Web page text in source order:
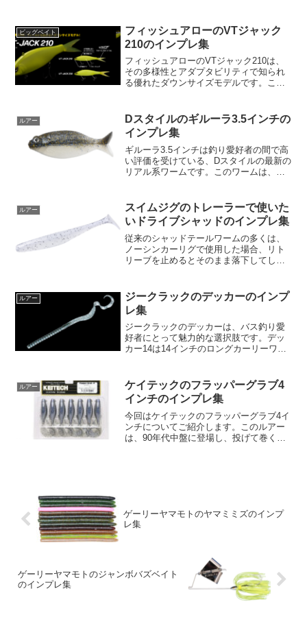
の樹脂タングステンヘッドが採用されて
おり、鉛に比べて硬く...
ビッグベイト
フィッシュアローのVTジャック
210のインプレ集
フィッシュアローのVTジャック210は、
その多様性とアダプタビリティで知られ
る優れたダウンサイズモデルです。この
その特性が、多種多様な釣り環境での成
功を保証します。この...
ルアー
Dスタイルのギルーラ3.5インチの
インプレ集
ギルーラ3.5インチは釣り愛好者の間で高
い評価を受けている、Dスタイルの最新の
リアル系ワームです。このワームは、
ています。この製品はVIROLAとGILLの
ベス...
ルアー
スイムジグのトレーラーで使いた
いドライブシャッドのインプレ集
従来のシャッドテールワームの多くは、
ノーシンカーリグで使用した場合、リト
リーブを止めるとそのまま落下してしま
た。しかし、このドライブシャッドな
ら、リトリーブを止めたらその...
ルアー
ジークラックのデッカーのインプ
レ集
ジークラックのデッカーは、バス釣り愛
好者にとって魅力的な選択肢です。デッ
カー14は14インチのロングカーリーワー
バスが好むもので、薄くて幅の広いカー
リーテールが水流に良...
ルアー
ケイテックのフラッパーグラブ4
インチのインプレ集
今回はケイテックのフラッパーグラブ4イ
ンチについてご紹介します。このルアー
は、90年代中盤に登場し、投げて巻くだ
ゲーリーヤマモトのヤマミミズのインプ
レ集
ゲーリーヤマモトのジャンボバズベイト
のインプレ集